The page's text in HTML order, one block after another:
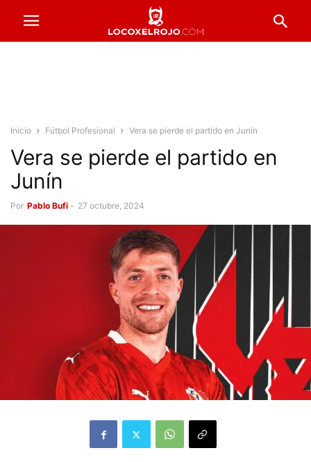
Inicio Fútbol Profesional Vera se pierde el partido en Junín
Vera se pierde el partido en
Junín
Por Pablo Bufi - 27 octubre, 2024